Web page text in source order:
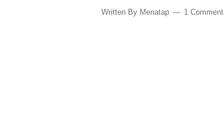
Written By Menatap 1 Comment